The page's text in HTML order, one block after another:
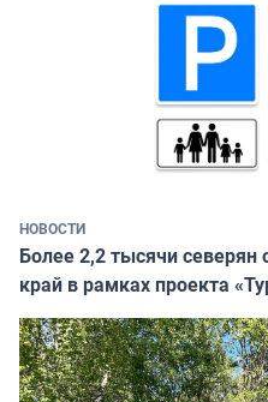
НОВОСТИ
Более 2,2 тысячи
край в рамках проекта